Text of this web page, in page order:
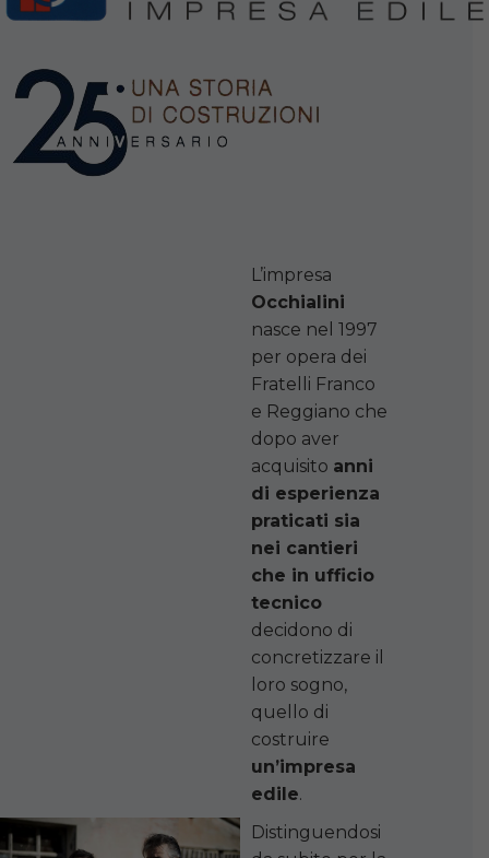
L’impresa
Occhialini
nasce nel 1997
per opera dei
Fratelli Franco
e Reggiano che
dopo aver
acquisito anni
di esperienza
praticati sia
nei cantieri
che in ufficio
tecnico
decidono di
concretizzare il
loro sogno,
quello di
costruire
un’impresa
edile.
Distinguendosi